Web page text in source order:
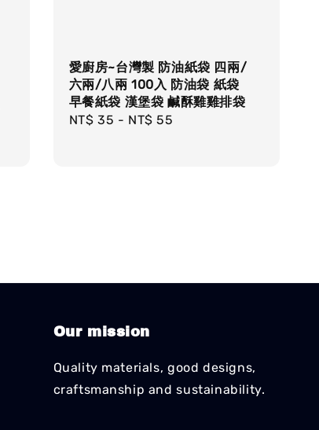
愛廚房~台灣製 防油紙袋 四兩/
六兩/八兩 100入 防油袋 紙袋
早餐紙袋 漢堡袋 鹹酥雞雞排袋
Regular
NT$ 35 - NT$ 55
Our mission
Quality materials, good designs,
craftsmanship and sustainability.